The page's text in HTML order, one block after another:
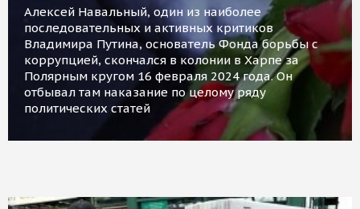
Алексей Навальный, один из наиболее
последовательных и активных критиков
Владимира Путина, основатель Фонда борьбы с
коррупцией, скончался в колонии в Харпе за
Полярным кругом 16 февраля 2024 года. Он
отбывал там наказание по целому ряду
политических статей